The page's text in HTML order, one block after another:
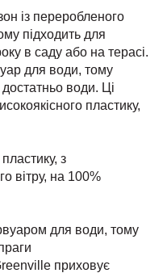
із переробленого
підходить для
в саду або на терасі.
для води, тому
води. Ці
пластику,
з
вітру, на 100%
для води, тому
приховує